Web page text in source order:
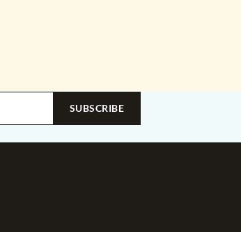
SUBSCRIBE